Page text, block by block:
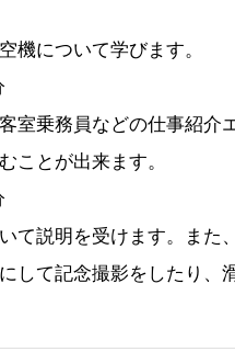
機について学びます。
室乗務員などの仕事紹
ことが出来ます。
て説明を受けます。また
して記念撮影をしたり、